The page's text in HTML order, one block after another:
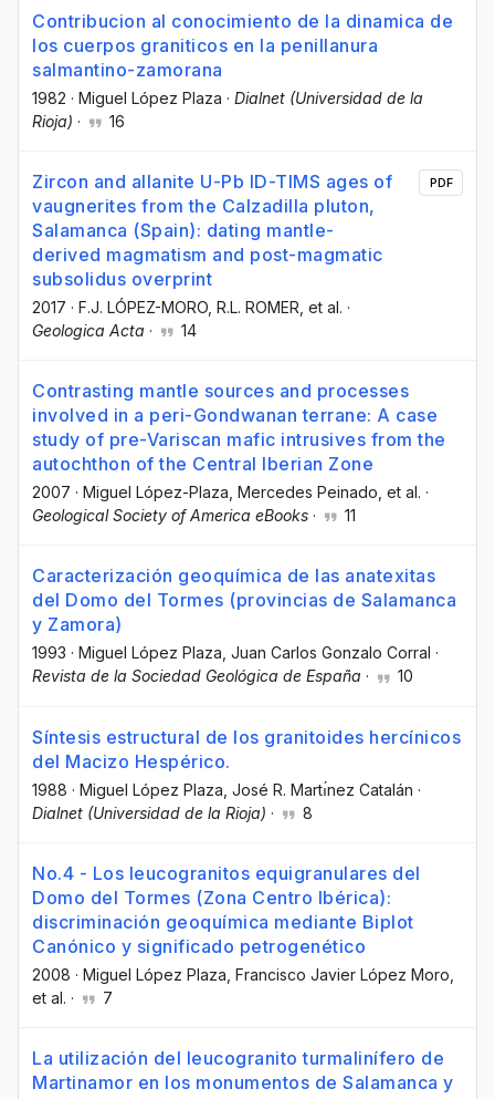
Contribucion al conocimiento de la dinamica de
los cuerpos graniticos en la penillanura
salmantino-zamorana
1982 · Miguel López Plaza · Dialnet (Universidad de la
Rioja) · 16
Zircon and allanite U-Pb ID-TIMS ages of
vaugnerites from the Calzadilla pluton,
Salamanca (Spain): dating mantle-
derived magmatism and post-magmatic
subsolidus overprint
2017 · F.J. LÓPEZ-MORO , R.L. ROMER , et al. ·
Geologica Acta · 14
PDF
Contrasting mantle sources and processes
involved in a peri-Gondwanan terrane: A case
study of pre-Variscan mafic intrusives from the
autochthon of the Central Iberian Zone
2007 · Miguel López-Plaza , Mercedes Peinado , et al. ·
Geological Society of America eBooks · 11
Caracterización geoquímica de las anatexitas
del Domo del Tormes (provincias de Salamanca
y Zamora)
1993 · Miguel López Plaza , Juan Carlos Gonzalo Corral ·
Revista de la Sociedad Geológica de España · 10
Síntesis estructural de los granitoides hercínicos
del Macizo Hespérico.
1988 · Miguel López Plaza , José R. Martı́nez Catalán ·
Dialnet (Universidad de la Rioja) · 8
No.4 - Los leucogranitos equigranulares del
Domo del Tormes (Zona Centro Ibérica):
discriminación geoquímica mediante Biplot
Canónico y significado petrogenético
2008 · Miguel López Plaza , Francisco Javier López Moro
et al. · 7
La utilización del leucogranito turmalinífero de
Martinamor en los monumentos de Salamanca y